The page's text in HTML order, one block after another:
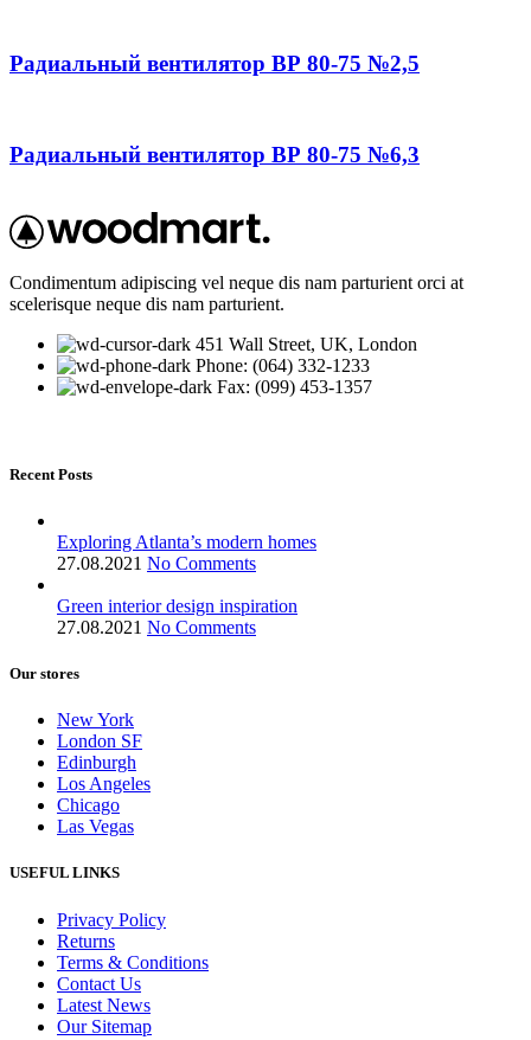
Радиальный вентилятор ВР 80-75 №2,5
Радиальный вентилятор ВР 80-75 №6,3
Condimentum adipiscing vel neque dis nam parturient orci at
scelerisque neque dis nam parturient.
451 Wall Street, UK, London
Phone: (064) 332-1233
Fax: (099) 453-1357
Recent Posts
Exploring Atlanta’s modern homes
27.08.2021 No Comments
Green interior design inspiration
27.08.2021 No Comments
Our stores
New York
London SF
Edinburgh
Los Angeles
Chicago
Las Vegas
USEFUL LINKS
Privacy Policy
Returns
Terms & Conditions
Contact Us
Latest News
Our Sitemap